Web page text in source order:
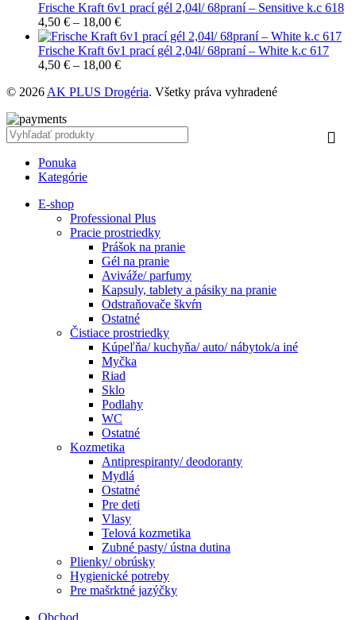
Frische Kraft 6v1 prací gél 2,04l/ 68praní – Sensitive k.c 618
4,50 € – 18,00 €
Frische Kraft 6v1 prací gél 2,04l/ 68praní – White k.c 617
4,50 € – 18,00 €
© 2026 AK PLUS Drogéria. Všetky práva vyhradené
Ponuka
Kategórie
E-shop
Professional Plus
Pracie prostriedky
Prášok na pranie
Gél na pranie
Aviváže/ parfumy
Kapsuly, tablety a pásiky na pranie
Odstraňovače škvŕn
Ostatné
Čistiace prostriedky
Kúpeľňa/ kuchyňa/ auto/ nábytok/a iné
Myčka
Riad
Sklo
Podlahy
WC
Ostatné
Kozmetika
Antiprespiranty/ deodoranty
Mydlá
Ostatné
Pre deti
Vlasy
Telová kozmetika
Zubné pasty/ ústna dutina
Plienky/ obrúsky
Hygienické potreby
Pre mašrktné jazýčky